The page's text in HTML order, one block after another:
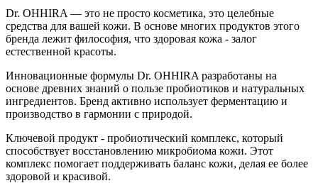
Dr. OHHIRA — это не просто косметика, это целебные
средства для вашей кожи. В основе многих продуктов этого
бренда лежит философия, что здоровая кожа - залог
естественной красоты.
Инновационные формулы Dr. OHHIRA разработаны на
основе древних знаний о пользе пробиотиков и натуральных
ингредиентов. Бренд активно использует ферментацию и
производство в гармонии с природой.
Ключевой продукт - пробиотический комплекс, который
способствует восстановлению микробиома кожи. Этот
комплекс помогает поддерживать баланс кожи, делая ее более
здоровой и красивой.